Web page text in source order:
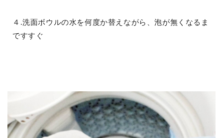
４.洗面ボウルの水を何度か替えながら、泡が無くなるま
ですすぐ